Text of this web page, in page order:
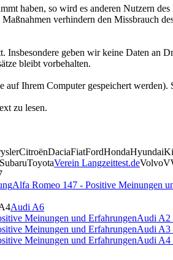
haben, so wird es anderen Nutzern
verhindern den Missbrauch
Insbesondere geben wir keine Daten
bleibt vorbehalten.
Ihrem Computer gespeichert
zu lesen.
CitroënDaciaFiatFordHondaHyundai
SubaruToyotaVerein Langzeittest.deVolvo
Alfa Romeo 147 - Positive Meinungen
Audi A6
Meinungen und ErfahrungenAudi A2
Meinungen und ErfahrungenAudi A3
Meinungen und ErfahrungenAudi A4